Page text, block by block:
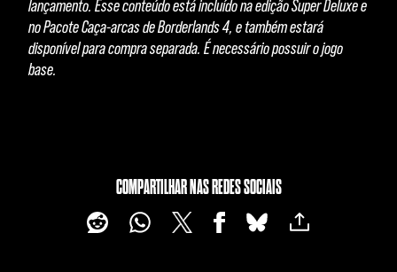
lançamento. Esse conteúdo está incluído na edição Super Deluxe e
no Pacote Caça-arcas de Borderlands 4, e também estará
disponível para compra separada. É necessário possuir o jogo
base.
COMPARTILHAR NAS REDES SOCIAIS